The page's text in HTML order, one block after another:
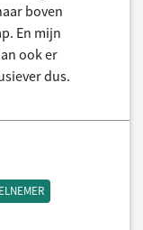
boven
En mijn
ook er
dus.